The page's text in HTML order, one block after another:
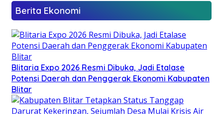
Berita Ekonomi
Blitaria Expo 2026 Resmi Dibuka, Jadi Etalase
Potensi Daerah dan Penggerak Ekonomi Kabupaten
Blitar